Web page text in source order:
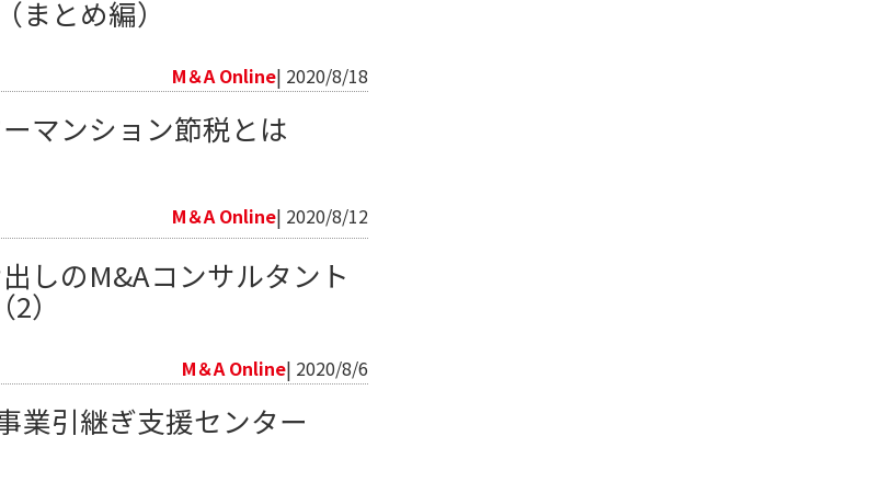
とめ編）
M＆A Online| 2020/8/18
マンション節税とは
M＆A Online| 2020/8/12
しのM&Aコンサルタント
）
M＆A Online| 2020/8/6
引継ぎ支援センター